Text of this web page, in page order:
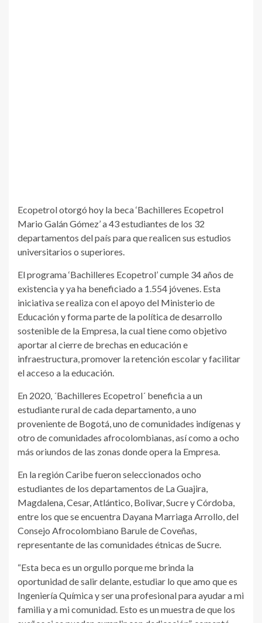
Ecopetrol otorgó hoy la beca ‘Bachilleres Ecopetrol
Mario Galán Gómez’ a 43 estudiantes de los 32
departamentos del país para que realicen sus estudios
universitarios o superiores.
El programa ‘Bachilleres Ecopetrol’ cumple 34 años de
existencia y ya ha beneficiado a 1.554 jóvenes. Esta
iniciativa se realiza con el apoyo del Ministerio de
Educación y forma parte de la política de desarrollo
sostenible de la Empresa, la cual tiene como objetivo
aportar al cierre de brechas en educación e
infraestructura, promover la retención escolar y facilitar
el acceso a la educación.
En 2020, ´Bachilleres Ecopetrol´ beneficia a un
estudiante rural de cada departamento, a uno
proveniente de Bogotá, uno de comunidades indígenas y
otro de comunidades afrocolombianas, así como a ocho
más oriundos de las zonas donde opera la Empresa.
En la región Caribe fueron seleccionados ocho
estudiantes de los departamentos de La Guajira,
Magdalena, Cesar, Atlántico, Bolivar, Sucre y Córdoba,
entre los que se encuentra Dayana Marriaga Arrollo, del
Consejo Afrocolombiano Barule de Coveñas,
representante de las comunidades étnicas de Sucre.
“Esta beca es un orgullo porque me brinda la
oportunidad de salir delante, estudiar lo que amo que es
Ingeniería Química y ser una profesional para ayudar a mi
familia y a mi comunidad. Esto es un muestra de que los